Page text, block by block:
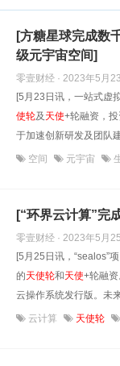
[方糖星球完成数
级元宇宙空间]
零壹财经 · 2023年5月
[5月23日讯，一站式虚
使轮及 天使+轮融资，
于加速创新研发及团队
空间 元宇宙
[“环界云计算”完
零壹财经 · 2023年5月
[5月25日讯，“sealos”
的天使轮和天使+轮融
云操作系统发行版。未
云计算 天使轮